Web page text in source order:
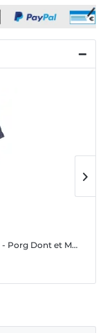
Valentína - Pánske Tričko